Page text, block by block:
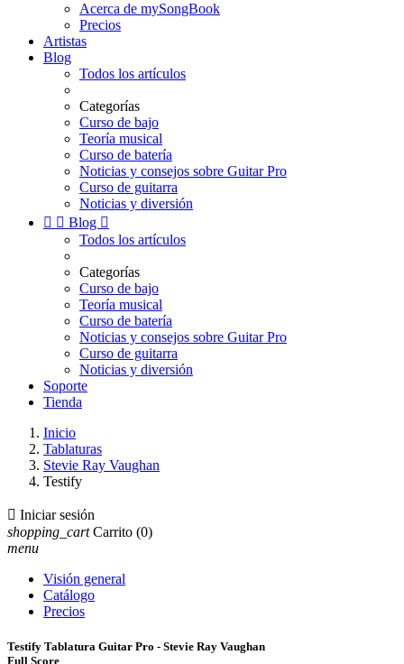
Acerca de mySongBook
Precios
Artistas
Blog
Todos los artículos
Categorías
Curso de bajo
Teoría musical
Curso de batería
Noticias y consejos sobre Guitar Pro
Curso de guitarra
Noticias y diversión
  Blog 
Todos los artículos
Categorías
Curso de bajo
Teoría musical
Curso de batería
Noticias y consejos sobre Guitar Pro
Curso de guitarra
Noticias y diversión
Soporte
Tienda
Inicio
Tablaturas
Stevie Ray Vaughan
Testify
 Iniciar sesión
shopping_cart Carrito (0)
menu
Visión general
Catálogo
Precios
Testify Tablatura Guitar Pro - Stevie Ray Vaughan
Full Score